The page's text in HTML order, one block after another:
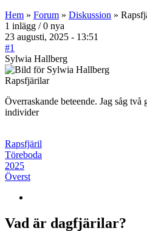
Hem » Forum » Diskussion »
1 inlägg / 0 nya
23 augusti, 2025 - 13:51
#1
Sylwia Hallberg
Rapsfjärilar
Överraskande beteende. Jag såg
individer
Rapsfjäril
Töreboda
2025
Överst
Vad är dagfjärilar?